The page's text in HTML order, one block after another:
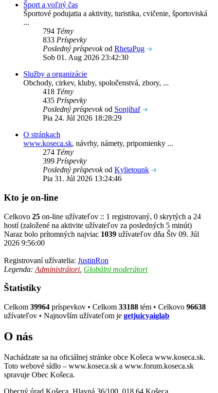
Šport a voľný čas
Športové podujatia a aktivity, turistika, cvičenie, športoviská
...
794 Témy
833 Príspevky
Posledný príspevokod RhetaPug
Sob 01. Aug 2026 23:42:30
Služby a organizácie
Obchody, cirkev, kluby, spoločenstvá, zbory, ...
418 Témy
435 Príspevky
Posledný príspevokod Sonjihaf
Pia 24. Júl 2026 18:28:29
O stránkach
www.koseca.sk, návrhy, námety, pripomienky ...
274 Témy
399 Príspevky
Posledný príspevokod Kylietounk
Pia 31. Júl 2026 13:24:46
Kto je on-line
Celkovo 25 on-line užívateľov :: 1 registrovaný, 0 skrytých a 24
hostí (založené na aktivite užívateľov za posledných 5 minút)
Naraz bolo prítomných najviac 1039 užívateľov dňa Štv 09. Júl
2026 9:56:00
Registrovaní užívatelia: JustinRon
Legenda: Administrátori Globálni moderátori
Štatistiky
Celkom 39964 príspevkov • Celkom 33188 tém • Celkovo 96638
užívateľov • Najnovším užívateľom je getjuicyaiglab
O nás
Nachádzate sa na oficiálnej stránke obce Košeca www.koseca.sk.
Toto webové sídlo – www.koseca.sk a www.forum.koseca.sk
spravuje Obec Košeca.
Obecný úrad Košeca, Hlavná 36/100, 018 64 Košeca